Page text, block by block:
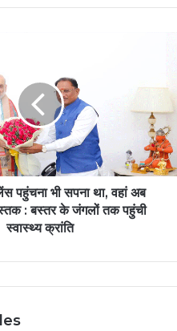
पहुंचना भी सपना था, वहां अब
: बस्तर के जंगलों तक पहुंची
स्वास्थ्य क्रांति